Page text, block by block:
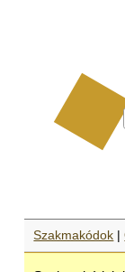
Szakmakódok |